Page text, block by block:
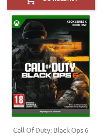
Call Of Duty: Black Ops 6